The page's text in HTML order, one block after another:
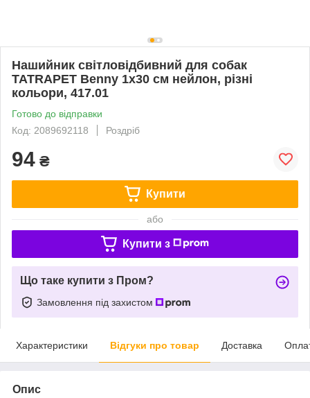
Нашийник світловідбивний для собак
TATRAPET Benny 1x30 см нейлон, різні
кольори, 417.01
Готово до відправки
Код: 2089692118
Роздріб
94 ₴
Купити
або
Купити з
Що таке купити з Пром?
Замовлення під захистом
Характеристики Відгуки про товар Доставка
Опис